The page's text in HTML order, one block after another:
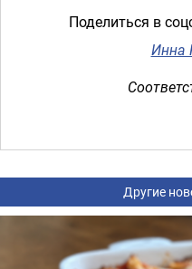
Поделиться в
Инна
Другие